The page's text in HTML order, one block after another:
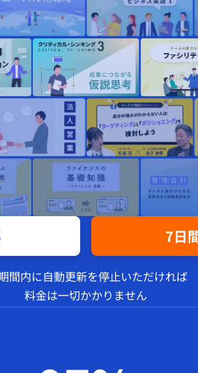
7日
間内に自動更新を停止いただければ
料金は一切かかりません